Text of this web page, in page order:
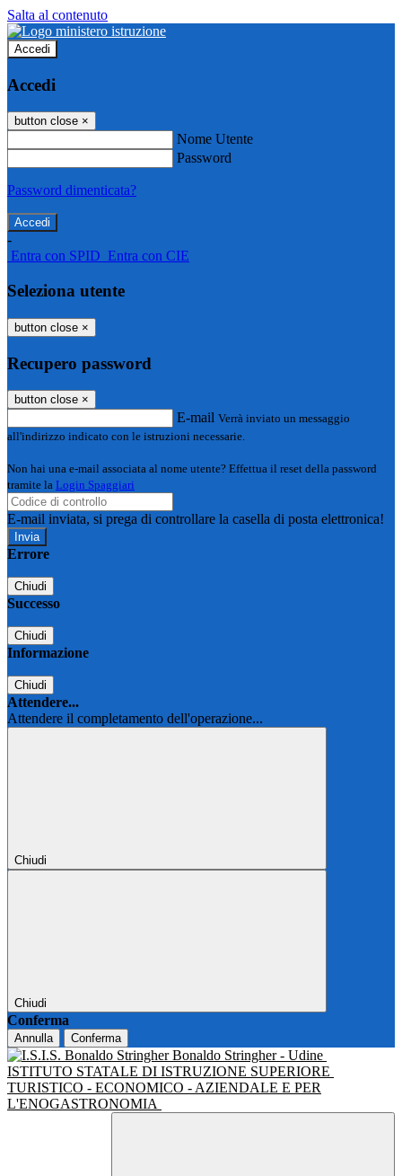
Salta al contenuto
Accedi
Accedi
button close ×
Nome Utente
Password
Password dimenticata?
-
Entra con SPID Entra con CIE
Seleziona utente
button close ×
Recupero password
button close ×
E-mail Verrà inviato un messaggio
all'indirizzo indicato con le istruzioni necessarie.
Non hai una e-mail associata al nome utente? Effettua il reset della password
tramite la Login Spaggiari
E-mail inviata, si prega di controllare la casella di posta elettronica!
Errore
Chiudi
Successo
Chiudi
Informazione
Chiudi
Attendere...
Attendere il completamento dell'operazione...
Chiudi
Chiudi
Conferma
Annulla Conferma
Bonaldo Stringher - Udine
ISTITUTO STATALE DI ISTRUZIONE SUPERIORE
TURISTICO - ECONOMICO - AZIENDALE E PER
L'ENOGASTRONOMIA